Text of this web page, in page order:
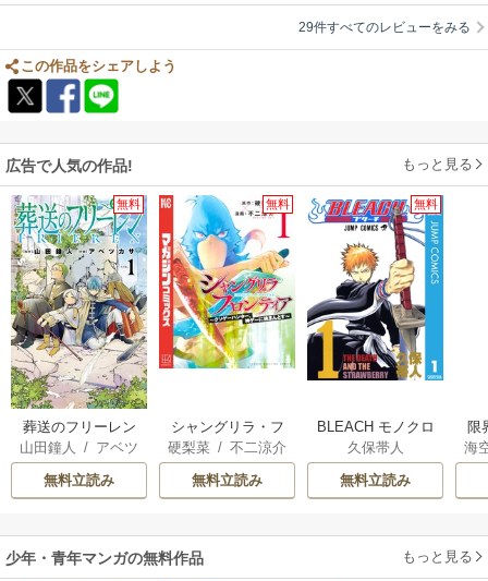
転生の件もイマイチ分かってない。私にはまだまだ読み直しが必要だ、楽
29件すべてのレビューをみる
この作品をシェアしよう
広告で人気の作品! もっと見る
無料
葬送のフリーレン
山田鐘人 / アベツ
カサ
無料立読み
無料
シャングリラ・フ
ロンティア
硬梨菜 /不二涼介
無料立読み
無料
BLEACH モノクロ
版
久保帯人
無料立読み
限
た
想
海
少年・青年マンガの無料作品 もっと見る